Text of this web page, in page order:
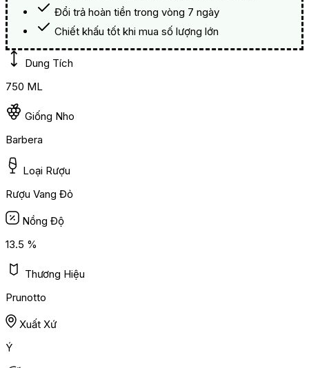
Đổi trả hoàn tiền trong vòng 7 ngày
Chiết khấu tốt khi mua số lượng lớn
Dung Tích
750 ML
Giống Nho
Barbera
Loại Rượu
Rượu Vang Đỏ
Nồng Độ
13.5 %
Thương Hiệu
Prunotto
Xuất Xứ
Ý